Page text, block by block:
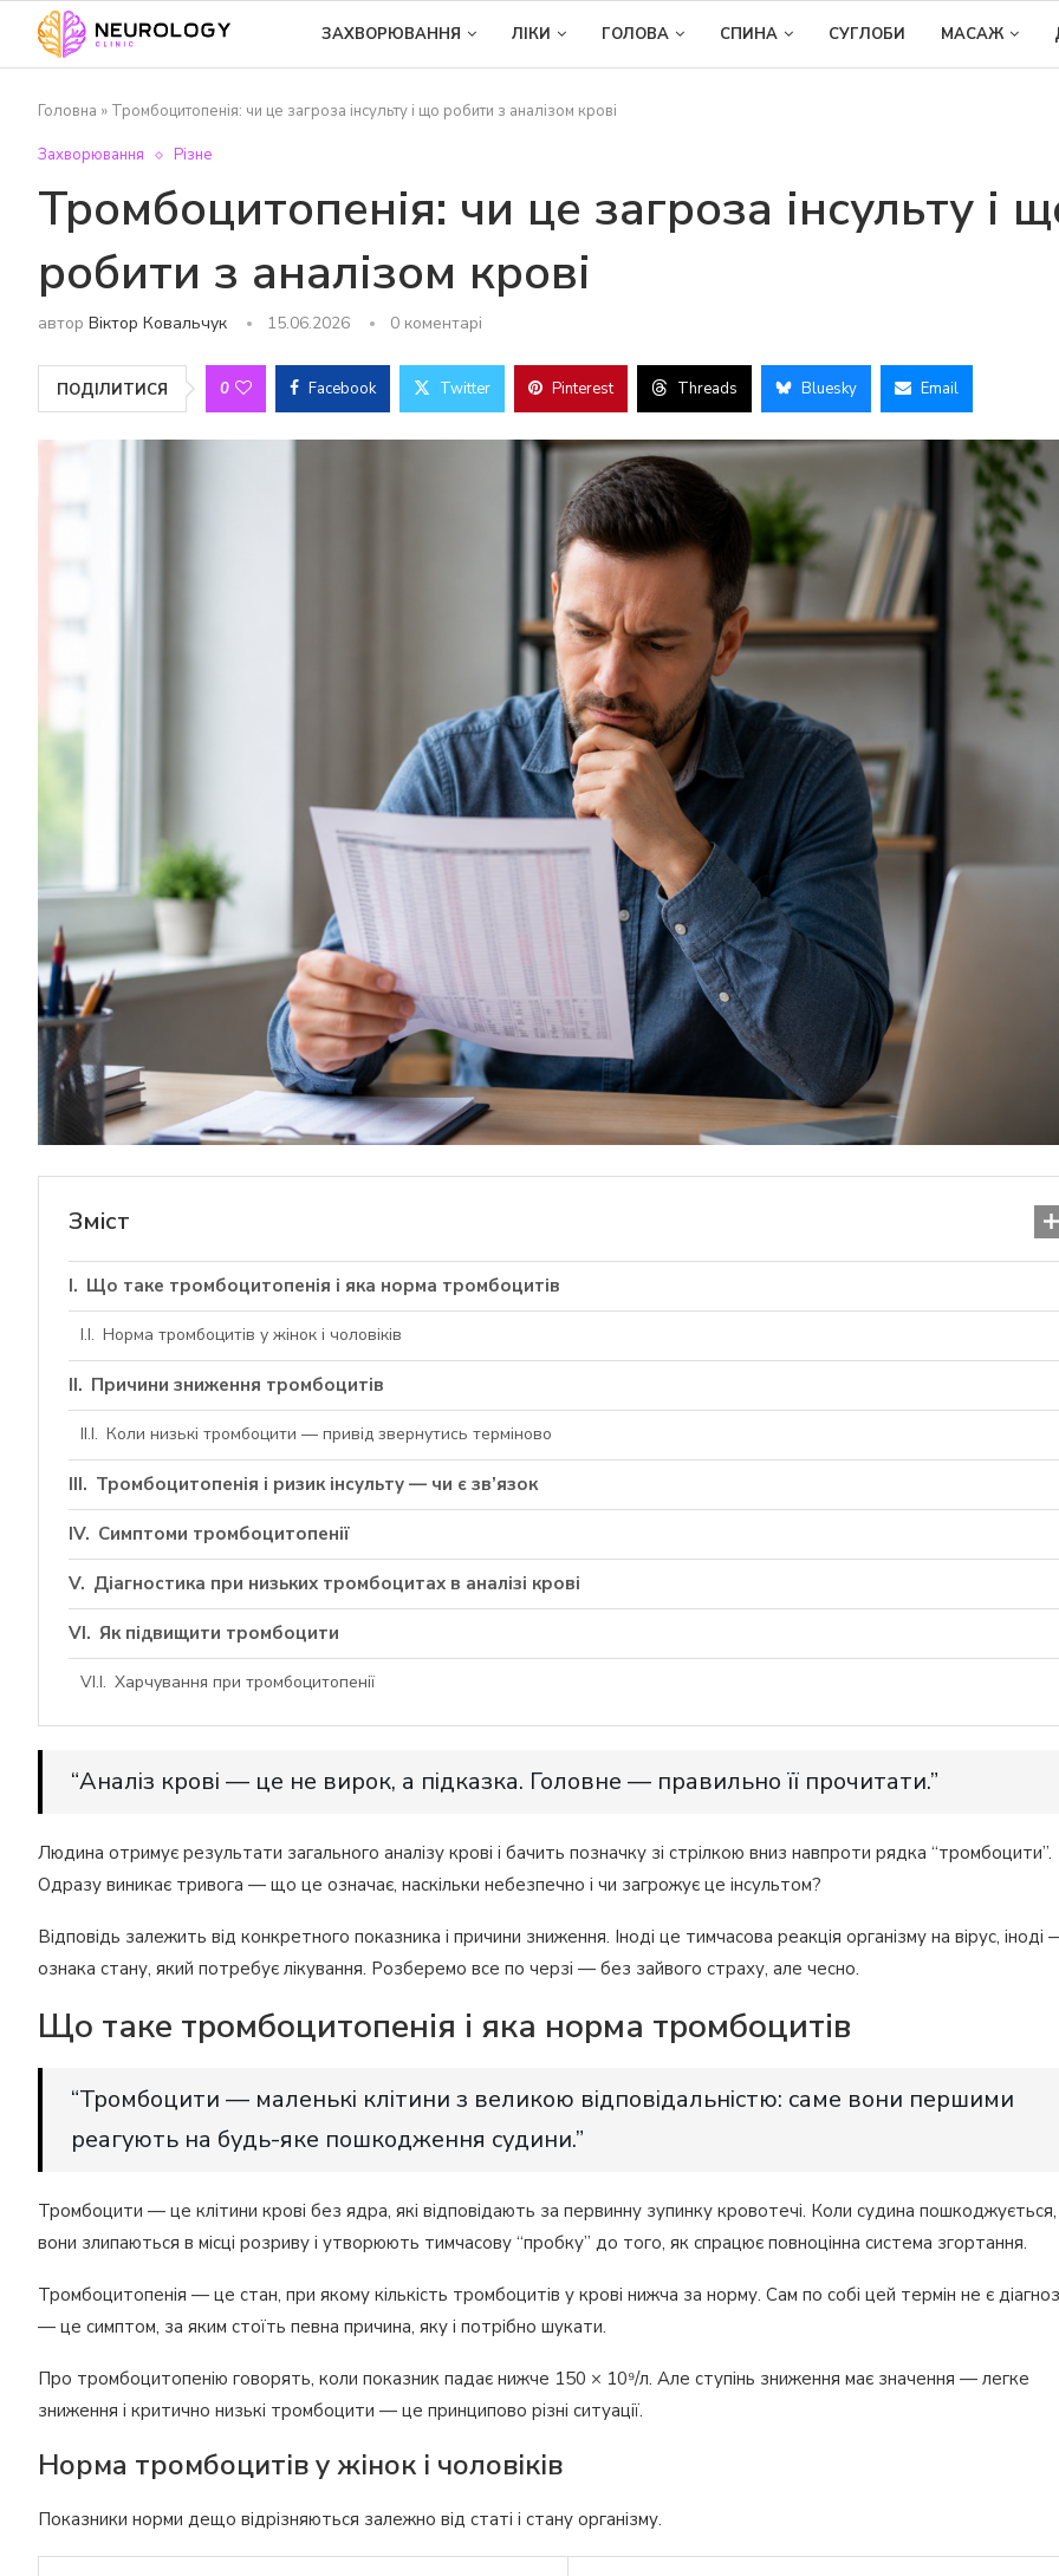
ЗАХВОРЮВАННЯ ЛІКИ ГОЛОВА СПИНА СУГЛОБИ МАСАЖ
Головна » Тромбоцитопенія: чи це загроза інсульту і що робити з аналізом крові
Захворювання Різне
Тромбоцитопенія: чи це загроза інсульту і
робити з аналізом крові
автор Віктор Ковальчук 15.06.2026 0 коментарі
ПОДІЛИТИСЯ 0 Facebook Twitter Pinterest Threads Bluesky Email
Зміст
Що таке тромбоцитопенія і яка норма тромбоцитів
Норма тромбоцитів у жінок і чоловіків
Причини зниження тромбоцитів
Коли низькі тромбоцити — привід звернутись терміново
Тромбоцитопенія і ризик інсульту — чи є зв’язок
Симптоми тромбоцитопенії
Діагностика при низьких тромбоцитах в аналізі крові
Як підвищити тромбоцити
Харчування при тромбоцитопенії
“Аналіз крові — це не вирок, а підказка. Головне — правильно її прочитати.”
Людина отримує результати загального аналізу крові і бачить позначку зі стрілкою вниз навпроти рядка “тромбоцити”.
Одразу виникає тривога — що це означає, наскільки небезпечно і чи загрожує це інсультом?
Відповідь залежить від конкретного показника і причини зниження. Іноді це тимчасова реакція організму на вірус, іноді
ознака стану, який потребує лікування. Розберемо все по черзі — без зайвого страху, але чесно.
Що таке тромбоцитопенія і яка норма тромбоцитів
“Тромбоцити — маленькі клітини з великою відповідальністю: саме вони першими
реагують на будь-яке пошкодження судини.”
Тромбоцити — це клітини крові без ядра, які відповідають за первинну зупинку кровотечі. Коли судина пошкоджується,
вони злипаються в місці розриву і утворюють тимчасову “пробку” до того, як спрацює повноцінна система згортання.
Тромбоцитопенія — це стан, при якому кількість тромбоцитів у крові нижча за норму. Сам по собі цей термін не є
— це симптом, за яким стоїть певна причина, яку і потрібно шукати.
Про тромбоцитопенію говорять, коли показник падає нижче 150 × 10⁹/л. Але ступінь зниження має значення — легке
зниження і критично низькі тромбоцити — це принципово різні ситуації.
Норма тромбоцитів у жінок і чоловіків
Показники норми дещо відрізняються залежно від статі і стану організму.
Шизофренія: симптоми,